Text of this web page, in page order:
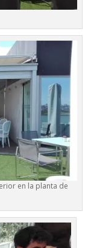
en la planta de